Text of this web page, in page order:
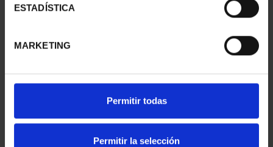
ESTADÍSTICA
MARKETING
Permitir todas
Permitir la selección
CIUDADES PATRIMONIO
73,00 €
CIUDADES PATRIMONIO
73,00 €